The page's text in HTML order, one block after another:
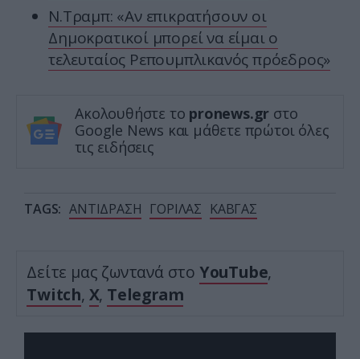
Ν.Τραμπ: «Αν επικρατήσουν οι
Δημοκρατικοί μπορεί να είμαι ο
τελευταίος Ρεπουμπλικανός πρόεδρος»
Ακολουθήστε το pronews.gr στο
Google News και μάθετε πρώτοι όλες
τις ειδήσεις
TAGS: ΑΝΤΙΔΡΑΣΗ ΓΟΡΙΛΑΣ ΚΑΒΓΑΣ
Δείτε μας ζωντανά στο YouTube,
Twitch, X, Telegram